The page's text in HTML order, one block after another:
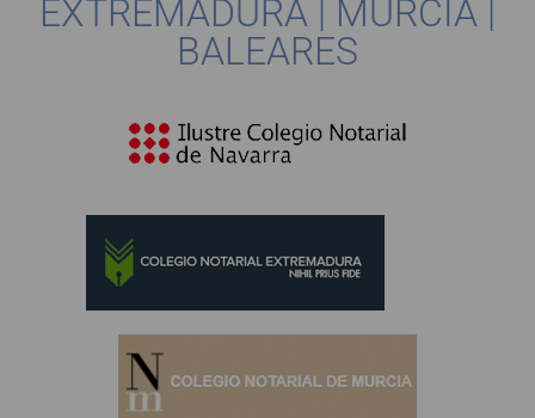
EXTREMADURA | MURCIA |
BALEARES